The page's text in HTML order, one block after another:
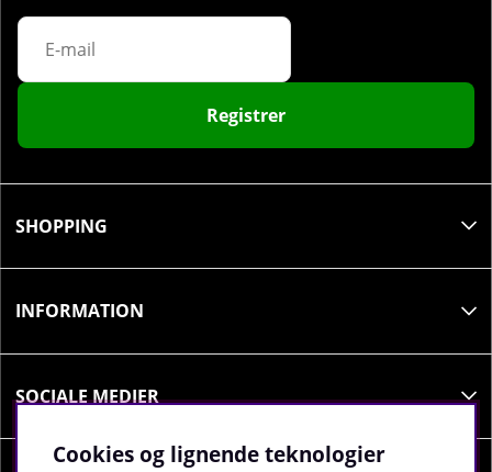
Registrer
SHOPPING
INFORMATION
SOCIALE MEDIER
Cookies og lignende teknologier